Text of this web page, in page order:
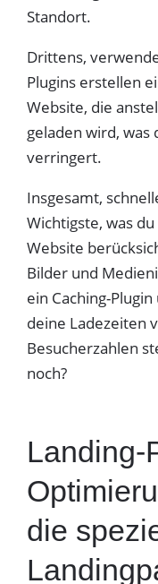
Standort.
Drittens,
Plugins erstellen
Website, die
geladen wird, was
verringert.
Insgesamt,
Wichtigste, was
Website
Bilder und
ein Caching-
deine Ladezeiten
Besucherzahlen
noch?
Landing-
die